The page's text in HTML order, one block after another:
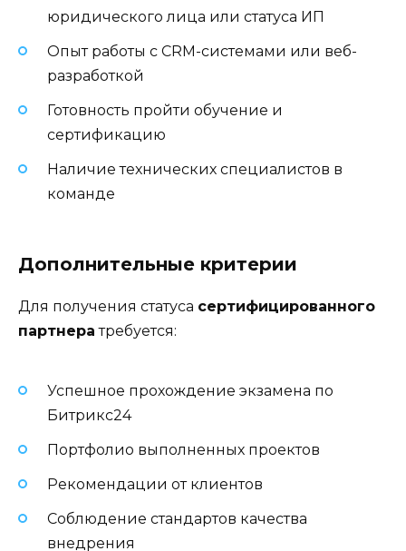
юридического лица или статуса ИП
Опыт работы с CRM-системами или веб-
разработкой
Готовность пройти обучение и
сертификацию
Наличие технических специалистов в
команде
Дополнительные критерии
Для получения статуса сертифицированного
партнера требуется:
Успешное прохождение экзамена по
Битрикс24
Портфолио выполненных проектов
Рекомендации от клиентов
Соблюдение стандартов качества
внедрения